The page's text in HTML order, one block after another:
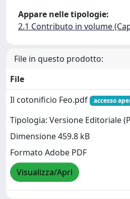
Appare nelle tipologie:
2.1 Contributo in volume
File in questo prodotto:
File
Il cotonificio Feo.pdf
accesso
Tipologia: Versione Editoriale
Dimensione 459.8 kB
Formato Adobe PDF
Visualizza/Apri